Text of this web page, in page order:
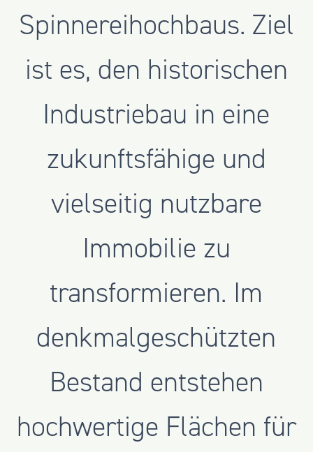
Spinnereihochbaus. Ziel
ist es, den historischen
Industriebau in eine
zukunftsfähige und
vielseitig nutzbare
Immobilie zu
transformieren. Im
denkmalgeschützten
Bestand entstehen
hochwertige Flächen für